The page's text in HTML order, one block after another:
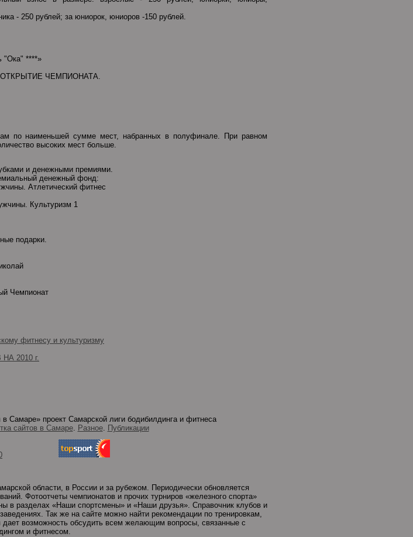
- 250 рублей; за юниорок, юниоров -150 рублей.
****»
ОТКРЫТИЕ ЧЕМПИОНАТА.
по наименьшей сумме мест, набранных в полуфинале. При равном
высоких мест больше.
и денежными премиями.
денежный фонд:
Атлетический фитнес
Культуризм 1
подарки.
Чемпионат
фитнесу и культуризму
2010 г.
Самаре» проект Самарской лиги бодибилдинга и фитнеса
сайтов в Самаре. Разное. Публикации
области, в России и за рубежом. Периодически обновляется
Фотоотчеты чемпионатов и прочих турниров «железного спорта»
в разделах «Наши спортсмены» и «Наши друзья». Справочник клубов и
Так же на сайте можно найти рекомендации по тренировкам,
возможность обсудить всем желающим вопросы, связанные с
и фитнесом.